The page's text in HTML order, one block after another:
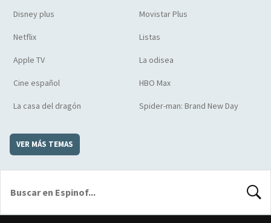
Disney plus Movistar Plus
Netflix Listas
Apple TV La odisea
Cine español HBO Max
La casa del dragón Spider-man: Brand New Day
VER MÁS TEMAS